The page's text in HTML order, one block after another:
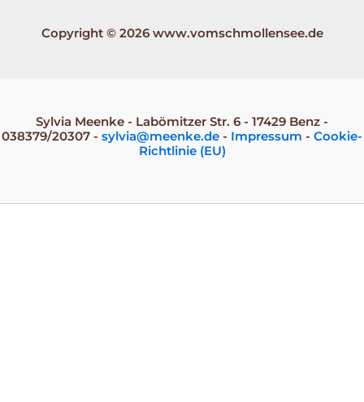
Copyright © 2026 www.vomschmollensee.de
Sylvia Meenke - Labömitzer Str. 6 - 17429 Benz -
038379/20307 - sylvia@meenke.de - Impressum - Cookie-
Richtlinie (EU)